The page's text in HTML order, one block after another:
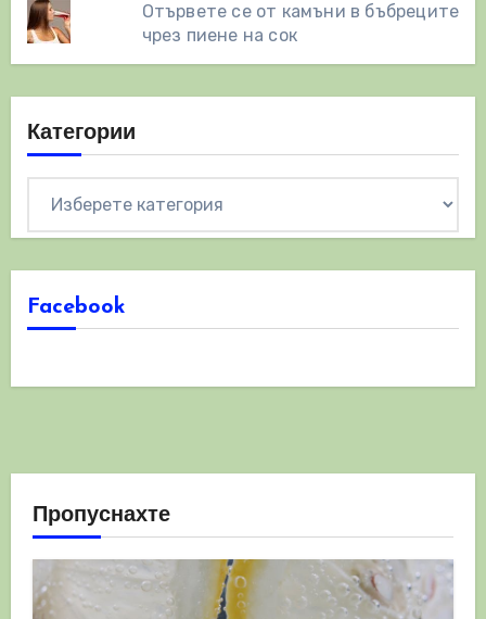
Отървете се от камъни в бъбреците
чрез пиене на сок
Категории
Facebook
Пропуснахте